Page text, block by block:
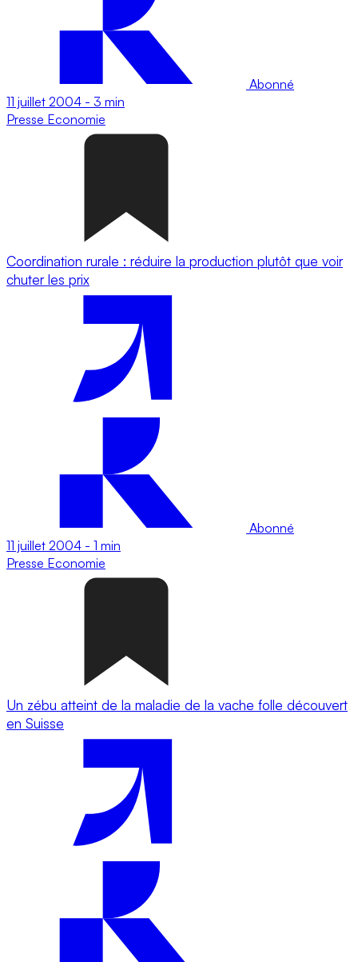
Abonné
11 juillet 2004 - 3 min
Presse Economie
Coordination rurale : réduire la production plutôt que voir
chuter les prix
Abonné
11 juillet 2004 - 1 min
Presse Economie
Un zébu atteint de la maladie de la vache folle découvert
en Suisse